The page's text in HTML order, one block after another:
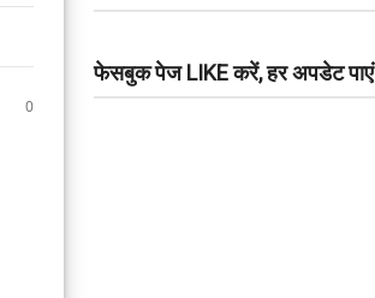
0
फेसबुक पेज LIKE करें, हर अपडेट पाएं